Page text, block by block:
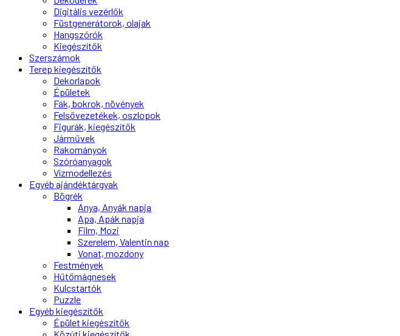
Digitális vezérlők
Füstgenerátorok, olajak
Hangszórók
Kiegészítők
Szerszámok
Terep kiegészítők
Dekorlapok
Épületek
Fák, bokrok, növények
Felsővezetékek, oszlopok
Figurák, kiegészítők
Járművek
Rakományok
Szóróanyagok
Vízmodellezés
Egyéb ajándéktárgyak
Bögrék
Anya, Anyák napja
Apa, Apák napja
Film, Mozi
Szerelem, Valentin nap
Vonat, mozdony
Festmények
Hűtőmágnesek
Kulcstartók
Puzzle
Egyéb kiegészítők
Épület kiegészítők